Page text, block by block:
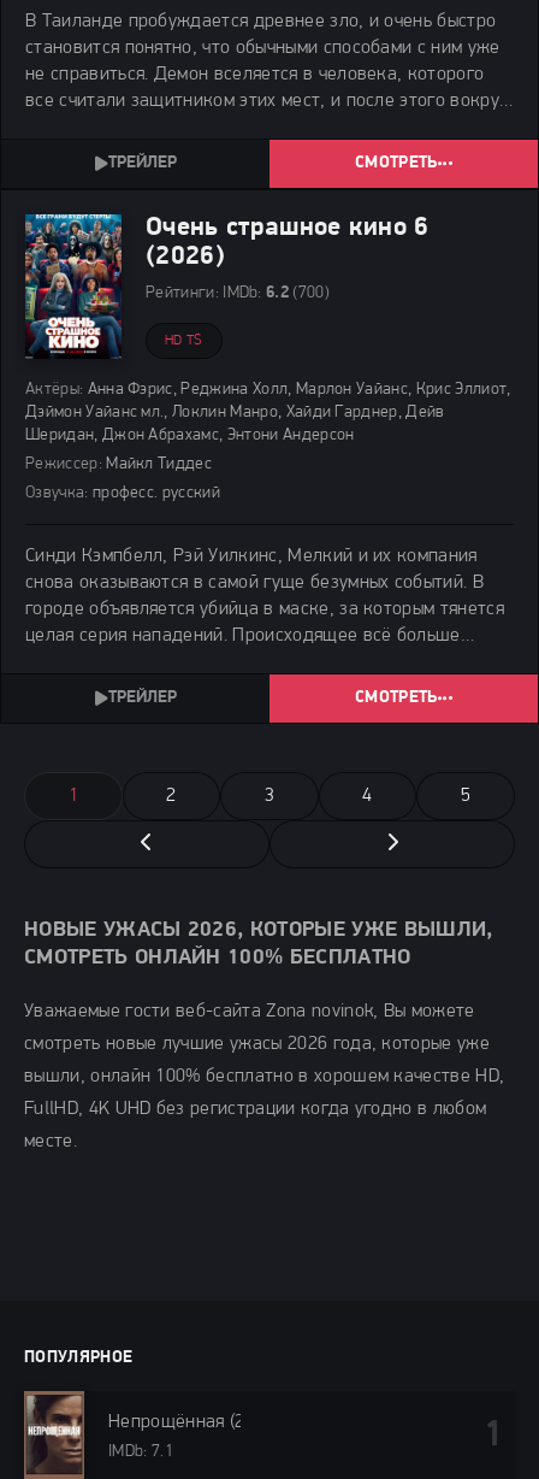
В Таиланде пробуждается древнее зло, и очень быстро
становится понятно, что обычными способами с ним уже
не справиться. Демон вселяется в человека, которого
все считали защитником этих мест, и после этого вокруг
то остановить происходящее, местные
СМОТРЕТЬ
Очень страшное кино 6
(2026)
Рейтинги: IMDb:6.2 (700)
HD TS
Актёры: Анна Фэрис, Реджина Холл, Марлон Уайанс, Крис Эллиот,
Дэймон Уайанс мл., Локлин Манро, Хайди Гарднер, Дейв
Шеридан, Джон Абрахамс, Энтони Андерсон
Режиссер: Майкл Тиддес
Озвучка: професс. русский
Синди Кэмпбелл, Рэй Уилкинс, Мелкий и их компания
снова оказываются в самой гуще безумных событий. В
городе объявляется убийца в маске, за которым тянется
целая серия нападений. Происходящее всё больше
СМОТРЕТЬ
1 2 3 4 5
НОВЫЕ УЖАСЫ 2026, КОТОРЫЕ УЖЕ ВЫШЛИ,
СМОТРЕТЬ ОНЛАЙН 100% БЕСПЛАТНО
Уважаемые гости веб-сайта Zona novinok, Вы можете
смотреть новые лучшие ужасы 2026 года, которые уже
вышли, онлайн 100% бесплатно в хорошем качестве HD,
FullHD, 4K UHD без регистрации когда угодно в любом
месте.
ПОПУЛЯРНОЕ
Непрощённая (2024)
IMDb: 7.1